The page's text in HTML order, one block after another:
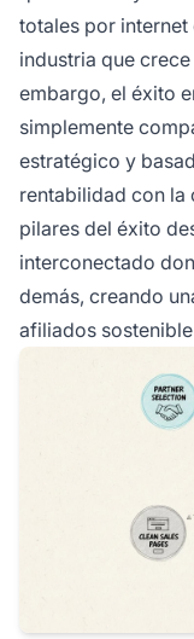
totales por internet
industria que
embargo, el éxito
simplemente
estratégico y
rentabilidad con la
pilares del éxito
interconectado
demás, creando
afiliados